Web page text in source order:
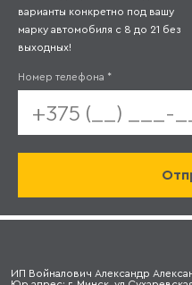
варианты конкретно под вашу
марку автомобиля с 8 до 21 без
выходных!
Номер телефона *
ИП Войналович Александр